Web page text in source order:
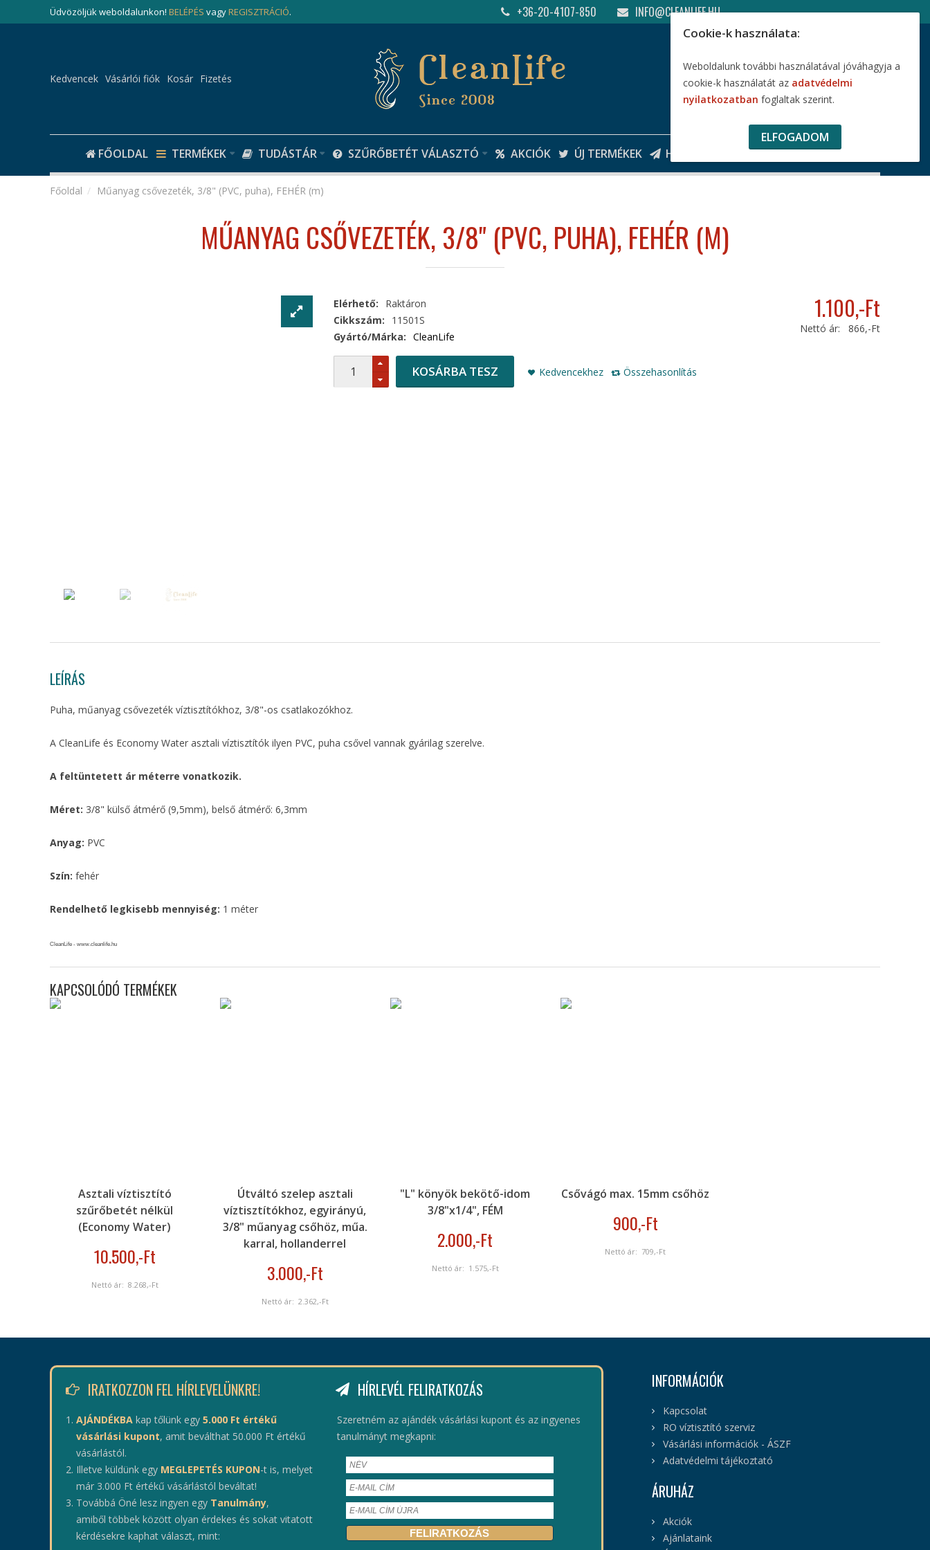
Cookie-k használata:
Weboldalunk további használatával jóváhagyja a
cookie-k használatát az adatvédelmi
nyilatkozatban foglaltak szerint.
ELFOGADOM
Üdvözöljük weboldalunkon! BELÉPÉS vagyREGISZTRÁCIÓ. +36-20-4107-850 INFO@CLEANLIFE.HU
Kedvencek Vásárlói fiók Kosár Fizetés
FŐOLDAL TERMÉKEK TUDÁSTÁR SZŰRŐBETÉT VÁLASZTÓ AKCIÓK ÚJ TERMÉKEK HÍRLEVÉL KOSÁR 0 0,-FT
Műanyag csővezeték, 3/8" (PVC, puha), FEHÉR (m)
MŰANYAG CSŐVEZETÉK, 3/8" (PVC, PUHA), FEHÉR (M)
Elérhető:
Raktáron
Cikkszám:
11501S
Gyártó/Márka: CleanLife
1.100,-Ft
Nettó ár: 866,-Ft
KOSÁRBA TESZ Kedvencekhez Összehasonlítás
LEÍRÁS
Puha, műanyag csővezeték víztisztítókhoz, 3/8"-os csatlakozókhoz.
A CleanLife és Economy Water asztali víztisztítók ilyen PVC, puha csővel vannak gyárilag szerelve.
A feltüntetett ár méterre vonatkozik.
Méret: 3/8" külső átmérő (9,5mm), belső átmérő: 6,3mm
Anyag: PVC
Szín: fehér
Rendelhető legkisebb mennyiség: 1 méter
CleanLife - www.cleanlife.hu
KAPCSOLÓDÓ TERMÉKEK
Asztali víztisztító
szűrőbetét nélkül
(Economy Water)
10.500,-Ft
Nettó ár: 8.268,-Ft
Útváltó szelep asztali
víztisztítókhoz, egyirányú,
3/8" műanyag csőhöz, műa.
karral, hollanderrel
3.000,-Ft
Nettó ár: 2.362,-Ft
"L" könyök bekötő-idom
3/8"x1/4", FÉM
2.000,-Ft
Nettó ár: 1.575,-Ft
Csővágó max. 15mm csőhöz
900,-Ft
Nettó ár: 709,-Ft
IRATKOZZON FEL HÍRLEVELÜNKRE!
AJÁNDÉKBA kap tőlünk egy 5.000 Ft értékű
vásárlási kupont, amit beválthat 50.000 Ft értékű
vásárlástól.
Illetve küldünk egy MEGLEPETÉS KUPON-t is, melyet
már 3.000 Ft értékű vásárlástól beváltat!
Továbbá Öné lesz ingyen egy Tanulmány,
amiből többek között olyan érdekes és sokat vitatott
kérdésekre kaphat választ, mint:
HÍRLEVÉL FELIRATKOZÁS
Szeretném az ajándék vásárlási kupont és az ingyenes
tanulmányt megkapni:
INFORMÁCIÓK
Kapcsolat
RO víztisztító szerviz
Vásárlási információk - ÁSZF
Adatvédelmi tájékoztató
ÁRUHÁZ
Akciók
Ajánlataink